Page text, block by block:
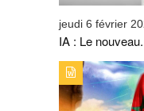
jeudi 6 février
IA : Le
TYPE DE
CAN 2025